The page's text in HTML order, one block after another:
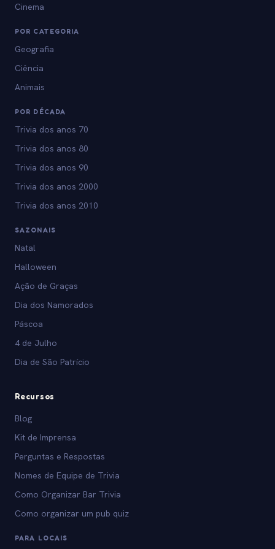
Cinema
POR CATEGORIA
Geografia
Ciência
Animais
POR DÉCADA
Trivia dos anos 70
Trivia dos anos 80
Trivia dos anos 90
Trivia dos anos 2000
Trivia dos anos 2010
SAZONAIS
Natal
Halloween
Ação de Graças
Dia dos Namorados
Páscoa
4 de Julho
Dia de São Patrício
Recursos
Blog
Kit de Imprensa
Perguntas e Respostas
Nomes de Equipe de Trivia
Como Organizar Bar Trivia
Como organizar um pub quiz
PARA LOCAIS